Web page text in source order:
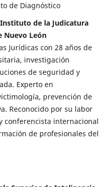
de Diagnóstico
de la Judicatura
Nuevo León
Jurídicas con 28 años de
investigación
de seguridad y
Experto en
prevención de
Reconocido por su labor
conferencista internacional
de profesionales del